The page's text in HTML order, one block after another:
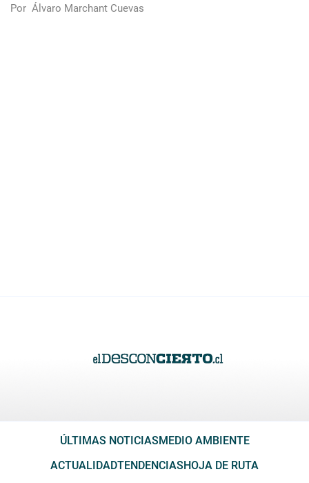
Por Álvaro Marchant Cuevas
ÚLTIMAS NOTICIAS MEDIO AMBIENTE
ACTUALIDADTENDENCIAS HOJA DE RUTA